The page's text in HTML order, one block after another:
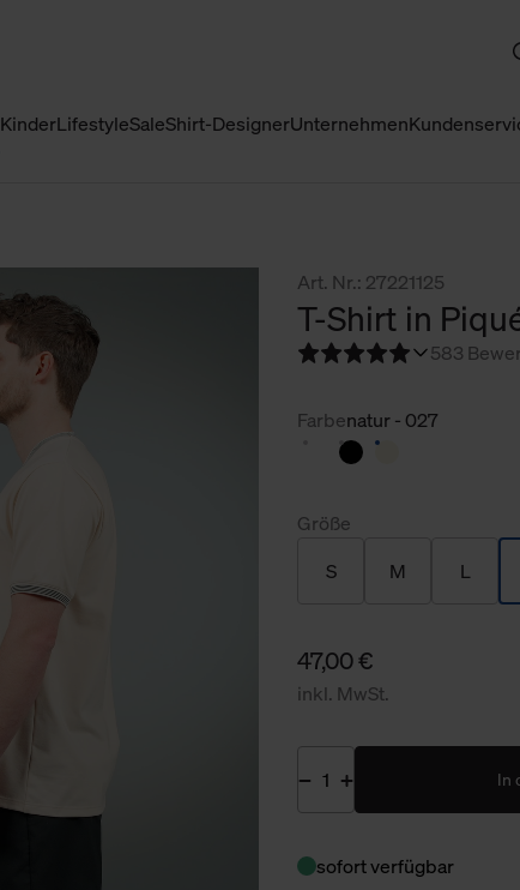
KinderLifestyleSaleShirt-DesignerUnternehmen
Art. Nr.: 27221125
T-Shirt in
583
Farbenatur - 027
Größe
S M L
47,00 €
inkl. MwSt.
In
sofort verfügbar